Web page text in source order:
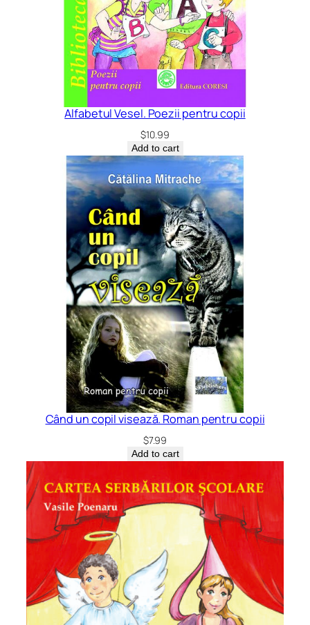
Alfabetul Vesel. Poezii pentru copii
$10.99
Add to cart
Când un copil visează. Roman pentru copii
$7.99
Add to cart